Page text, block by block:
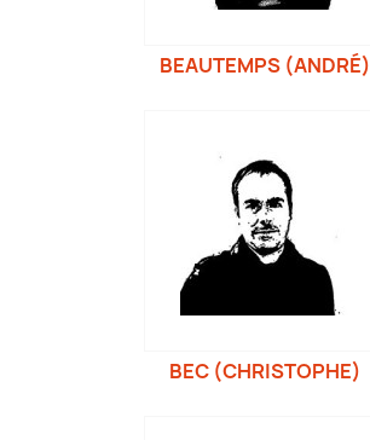
BEAUTEMPS (ANDRÉ)
BEC (CHRISTOPHE)